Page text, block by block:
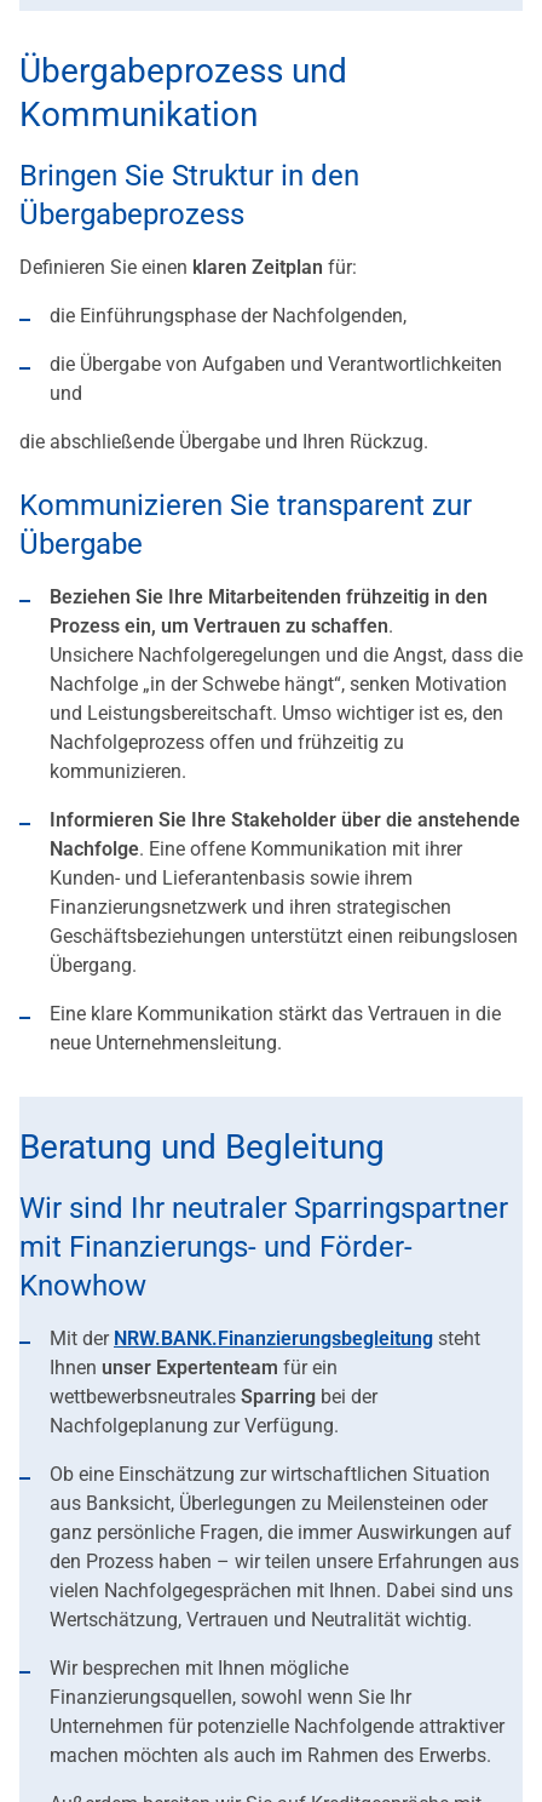
Übergabeprozess und
Kommunikation
Bringen Sie Struktur in den
Übergabeprozess
Definieren Sie einen klaren Zeitplan für:
die Einführungsphase der Nachfolgenden,
die Übergabe von Aufgaben und Verantwortlichkeiten
und
die abschließende Übergabe und Ihren Rückzug.
Kommunizieren Sie transparent zur
Übergabe
Beziehen Sie Ihre Mitarbeitenden frühzeitig in den
Prozess ein, um Vertrauen zu schaffen.
Unsichere Nachfolgeregelungen und die Angst, dass die
Nachfolge „in der Schwebe hängt“, senken Motivation
und Leistungsbereitschaft. Umso wichtiger ist es, den
Nachfolgeprozess offen und frühzeitig zu
kommunizieren.
Informieren Sie Ihre Stakeholder über die anstehende
Nachfolge. Eine offene Kommunikation mit ihrer
Kunden- und Lieferantenbasis sowie ihrem
Finanzierungsnetzwerk und ihren strategischen
Geschäftsbeziehungen unterstützt einen reibungslosen
Übergang.
Eine klare Kommunikation stärkt das Vertrauen in die
neue Unternehmensleitung.
Beratung und Begleitung
Wir sind Ihr neutraler Sparringspartner
mit Finanzierungs- und Förder-
Knowhow
Mit der NRW.BANK.Finanzierungsbegleitung steht
Ihnen unser Expertenteam für ein
wettbewerbsneutrales Sparring bei der
Nachfolgeplanung zur Verfügung.
Ob eine Einschätzung zur wirtschaftlichen Situation
aus Banksicht, Überlegungen zu Meilensteinen oder
ganz persönliche Fragen, die immer Auswirkungen auf
den Prozess haben – wir teilen unsere Erfahrungen aus
vielen Nachfolgegesprächen mit Ihnen. Dabei sind uns
Wertschätzung, Vertrauen und Neutralität wichtig.
Wir besprechen mit Ihnen mögliche
Finanzierungsquellen, sowohl wenn Sie Ihr
Unternehmen für potenzielle Nachfolgende attraktiver
machen möchten als auch im Rahmen des Erwerbs.